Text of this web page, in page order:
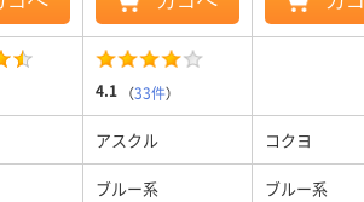
4.1 （33件）
アスクル コクヨ
ブルー系 ブルー系